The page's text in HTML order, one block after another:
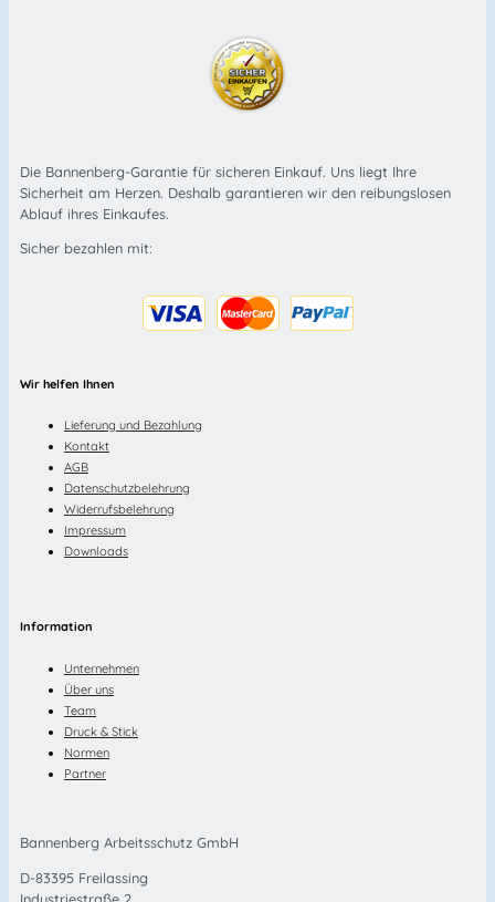
Die Bannenberg-Garantie für sicheren Einkauf. Uns liegt Ihre
Sicherheit am Herzen. Deshalb garantieren wir den reibungslosen
Ablauf ihres Einkaufes.
Sicher bezahlen mit:
Wir helfen Ihnen
Lieferung und Bezahlung
Kontakt
AGB
Datenschutzbelehrung
Widerrufsbelehrung
Impressum
Downloads
Information
Unternehmen
Über uns
Team
Druck & Stick
Normen
Partner
Bannenberg Arbeitsschutz GmbH
D-83395 Freilassing